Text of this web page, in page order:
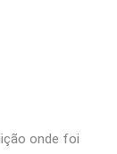
onde foi